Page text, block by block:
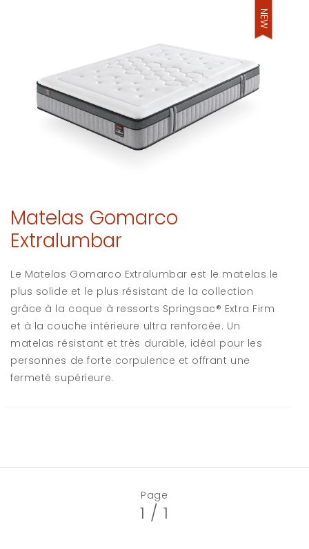
NEW
Matelas Gomarco
Extralumbar
Le Matelas Gomarco Extralumbar est le matelas le
plus solide et le plus résistant de la collection
grâce à la coque à ressorts Springsac® Extra Firm
et à la couche intérieure ultra renforcée. Un
matelas résistant et très durable, idéal pour les
personnes de forte corpulence et offrant une
fermeté supérieure.
Page
1 / 1